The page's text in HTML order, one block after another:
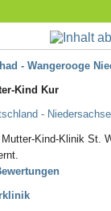
- Wangerooge
Kind Kur
-
Mutter-Kind-Klinik St.